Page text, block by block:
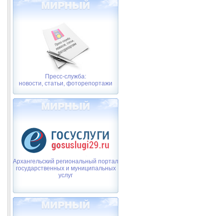
Пресс-служба:
новости, статьи, фоторепортажи
Архангельский региональный портал
государственных и муниципальных
услуг